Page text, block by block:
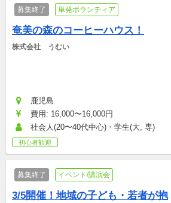
募集終了 単発ボランティア
奄美の森のコーヒーハウス！
株式会社　うむい
鹿児島
費用: 16,000〜16,000円
社会人(20〜40代中心)・学生(大, 専)
初心者歓迎
募集終了 イベント/講演会
3/5開催！地域の子ども・若者が抱